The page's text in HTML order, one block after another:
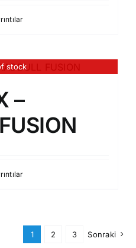
stock
–
1 2 3 Sonraki